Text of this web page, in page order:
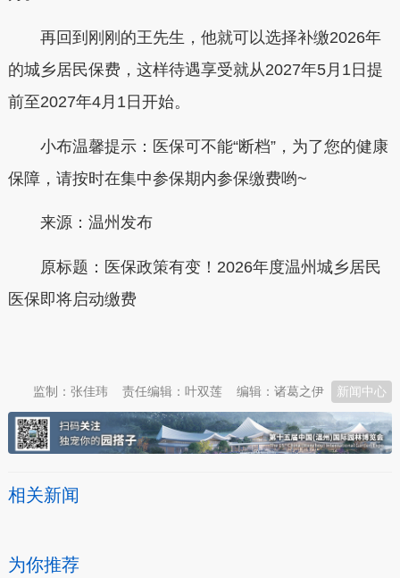
再回到刚刚的王先生，他就可以选择补缴2026年
的城乡居民保费，这样待遇享受就从2027年5月1日提
前至2027年4月1日开始。
小布温馨提示： 医保可不能“断档”，为了您的健康
保障，请按时在集中参保期内参保缴费哟~
来源：温州发布
原标题： 医保政策有变！2026年度温州城乡居民
医保即将启动缴费
新闻中心
编辑：诸葛之伊
责任编辑：叶双莲
监制：张佳玮
相关新闻
为你推荐